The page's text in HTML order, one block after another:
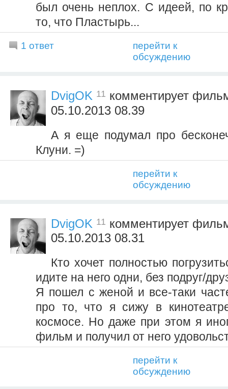
был очень неплох. С идеей, по
то, что Пластырь...
1 ответ
перейти к
обсуждению
DvigOK 11 комментирует
05.10.2013 08.39
А я еще подумал про
Клуни. =)
перейти к
обсуждению
DvigOK 11 комментирует
05.10.2013 08.31
Кто хочет полностью
идите на него одни, без подруг/
Я пошел с женой и все-таки
про то, что я сижу в
космосе. Но даже при этом я
фильм и получил от него
перейти к
обсуждению